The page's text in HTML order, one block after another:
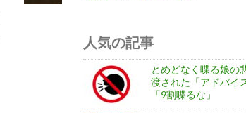
人気の記事
とめどなく喋る娘の
渡された「アドバイ
「9割喋るな」